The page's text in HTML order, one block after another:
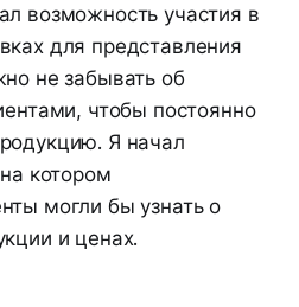
возможность участия в
для представления
не забывать об
чтобы постоянно
Я начал
котором
могли бы узнать о
и ценах.